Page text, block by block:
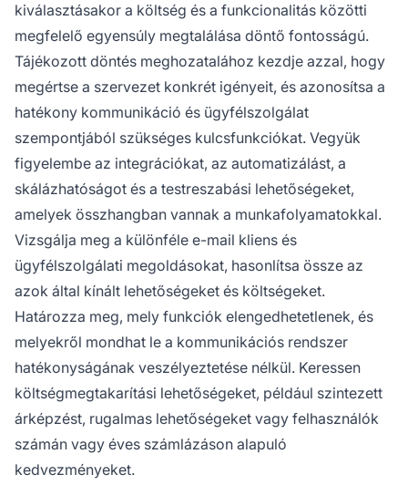
kiválasztásakor a költség és a funkcionalitás közötti
megfelelő egyensúly megtalálása döntő fontosságú.
Tájékozott döntés meghozatalához kezdje azzal, hogy
megértse a szervezet konkrét igényeit, és azonosítsa a
hatékony kommunikáció és ügyfélszolgálat
szempontjából szükséges kulcsfunkciókat. Vegyük
figyelembe az integrációkat, az automatizálást, a
skálázhatóságot és a testreszabási lehetőségeket,
amelyek összhangban vannak a munkafolyamatokkal.
Vizsgálja meg a különféle e-mail kliens és
ügyfélszolgálati megoldásokat, hasonlítsa össze az
azok által kínált lehetőségeket és költségeket.
Határozza meg, mely funkciók elengedhetetlenek, és
melyekről mondhat le a kommunikációs rendszer
hatékonyságának veszélyeztetése nélkül. Keressen
költségmegtakarítási lehetőségeket, például szintezett
árképzést, rugalmas lehetőségeket vagy felhasználók
számán vagy éves számlázáson alapuló
kedvezményeket.